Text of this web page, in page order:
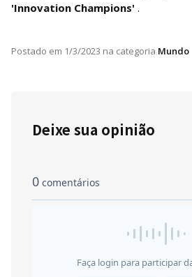
'Innovation Champions' .
Postado em 1/3/2023 na categoria Mundo
Deixe sua opinião